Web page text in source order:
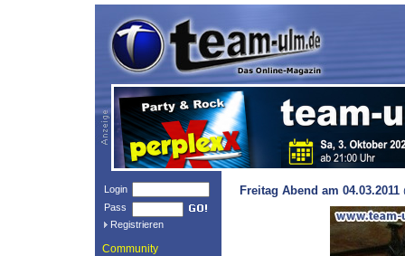
Login
Pass
Registrieren
Community
Freitag Abend am